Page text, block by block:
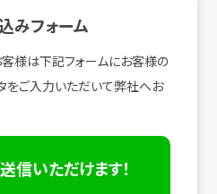
みフォーム
様は下記フォームにお客様の
をご入力いただいて弊社へお
信いただけます！